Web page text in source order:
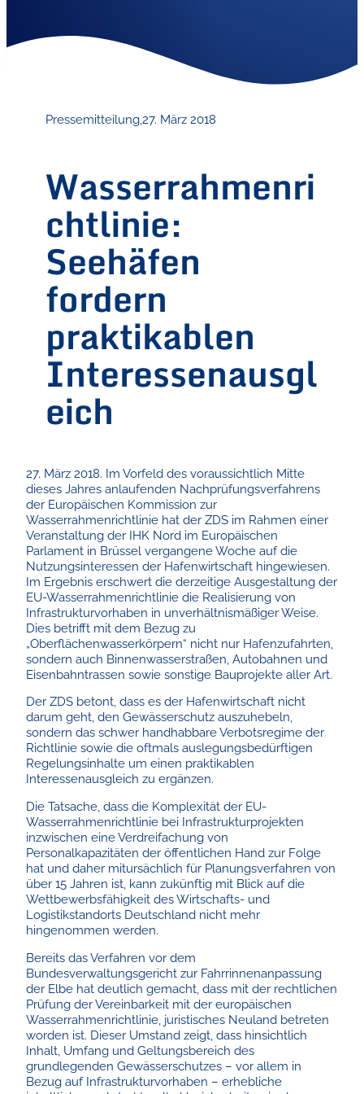
Pressemitteilung,27. März 2018
Wasserrahmenri
chtlinie:
Seehäfen
fordern
praktikablen
Interessenausgl
eich
27. März 2018. Im Vorfeld des voraussichtlich Mitte
dieses Jahres anlaufenden Nachprüfungsverfahrens
der Europäischen Kommission zur
Wasserrahmenrichtlinie hat der ZDS im Rahmen einer
Veranstaltung der IHK Nord im Europäischen
Parlament in Brüssel vergangene Woche auf die
Nutzungsinteressen der Hafenwirtschaft hingewiesen.
Im Ergebnis erschwert die derzeitige Ausgestaltung der
EU-Wasserrahmenrichtlinie die Realisierung von
Infrastrukturvorhaben in unverhältnismäßiger Weise.
Dies betrifft mit dem Bezug zu
„Oberflächenwasserkörpern“ nicht nur Hafenzufahrten,
sondern auch Binnenwasserstraßen, Autobahnen und
Eisenbahntrassen sowie sonstige Bauprojekte aller Art.
Der ZDS betont, dass es der Hafenwirtschaft nicht
darum geht, den Gewässerschutz auszuhebeln,
sondern das schwer handhabbare Verbotsregime der
Richtlinie sowie die oftmals auslegungsbedürftigen
Regelungsinhalte um einen praktikablen
Interessenausgleich zu ergänzen.
Die Tatsache, dass die Komplexität der EU-
Wasserrahmenrichtlinie bei Infrastrukturprojekten
inzwischen eine Verdreifachung von
Personalkapazitäten der öffentlichen Hand zur Folge
hat und daher mitursächlich für Planungsverfahren von
über 15 Jahren ist, kann zukünftig mit Blick auf die
Wettbewerbsfähigkeit des Wirtschafts- und
Logistikstandorts Deutschland nicht mehr
hingenommen werden.
Bereits das Verfahren vor dem
Bundesverwaltungsgericht zur Fahrrinnenanpassung
der Elbe hat deutlich gemacht, dass mit der rechtlichen
Prüfung der Vereinbarkeit mit der europäischen
Wasserrahmenrichtlinie, juristisches Neuland betreten
worden ist. Dieser Umstand zeigt, dass hinsichtlich
Inhalt, Umfang und Geltungsbereich des
grundlegenden Gewässerschutzes – vor allem in
Bezug auf Infrastrukturvorhaben – erhebliche